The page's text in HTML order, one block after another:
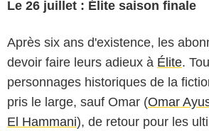
Le 26 juillet : Élite saison finale
Après six ans d'existence, les
devoir faire leurs adieux à Élite.
personnages historiques de la
pris le large, sauf Omar (Omar
El Hammani), de retour pour les